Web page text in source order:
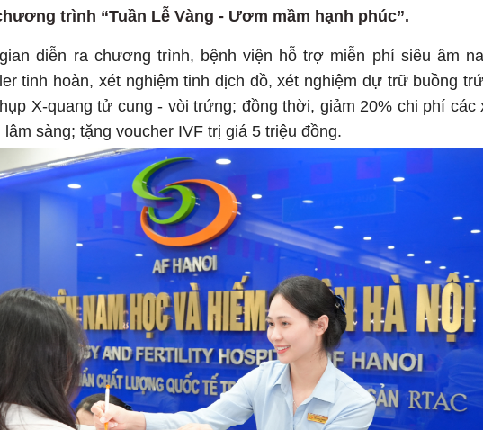
trình “Tuần Lễ Vàng - Ươm mầm hạnh phúc”.
diễn ra chương trình, bệnh viện hỗ trợ miễn phí siêu âm
tinh hoàn, xét nghiệm tinh dịch đồ, xét nghiệm dự trữ buồng
X-quang tử cung - vòi trứng; đồng thời, giảm 20% chi phí các
lâm sàng; tặng voucher IVF trị giá 5 triệu đồng.